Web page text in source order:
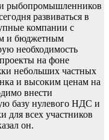
рыбопромышленников
развиваться в
компании с
и бюджетным
необходимость
на фоне
небольших частных
и высоким ценам на
внести
базу нулевого НДС и
для всех участников
он.